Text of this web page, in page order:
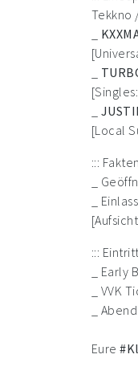
Tekkno
[Local
:::
_
_
:::
_
_ VVK
_
Eure